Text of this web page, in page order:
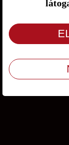
© Copyright